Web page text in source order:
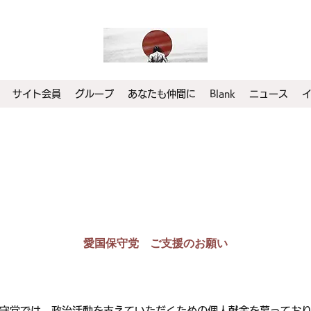
サイト会員 グループ あなたも仲間に Blank ニュース
愛国保守党 ご支援のお願い